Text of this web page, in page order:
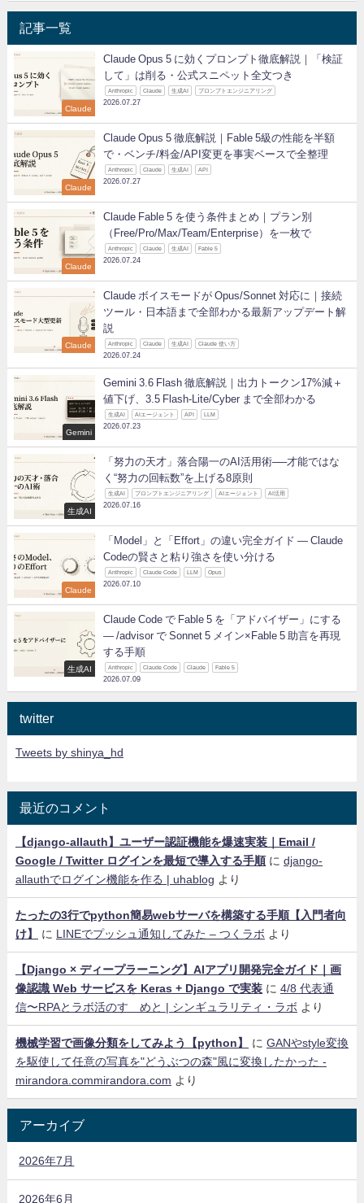
記事一覧
Claude
Claude Opus 5 に効くプロンプト徹底解説｜「検証
して」は削る・公式スニペット全文つき
Anthropic Claude 生成AI プロンプトエンジニアリング
2026.07.27
Claude
Claude Opus 5 徹底解説｜Fable 5級の性能を半額
で・ベンチ/料金/API変更を事実ベースで全整理
Anthropic Claude 生成AI API
2026.07.27
Claude
Claude Fable 5 を使う条件まとめ｜プラン別
（Free/Pro/Max/Team/Enterprise）を一枚で
Anthropic Claude 生成AI Fable 5
2026.07.24
Claude
Claude ボイスモードが Opus/Sonnet 対応に｜接続
ツール・日本語まで全部わかる最新アップデート解
説
Anthropic Claude 生成AI Claude 使い方
2026.07.24
Gemini
Gemini 3.6 Flash 徹底解説｜出力トークン17%減＋
値下げ、3.5 Flash-Lite/Cyber まで全部わかる
生成AI AIエージェント API LLM
2026.07.23
生成AI
「努力の天才」落合陽一のAI活用術──才能ではな
く“努力の回転数”を上げる8原則
生成AI プロンプトエンジニアリング AIエージェント AI活用
2026.07.16
Claude
「Model」と「Effort」の違い完全ガイド ― Claude
Codeの賢さと粘り強さを使い分ける
Anthropic Claude Code LLM Opus
2026.07.10
生成AI
Claude Code で Fable 5 を「アドバイザー」にする
— /advisor で Sonnet 5 メイン×Fable 5 助言を再現
する手順
Anthropic Claude Code Claude Fable 5
2026.07.09
twitter
Tweets by shinya_hd
最近のコメント
【django-allauth】ユーザー認証機能を爆速実装｜Email /
Google / Twitter ログインを最短で導入する手順 に django-
allauthでログイン機能を作る | uhablog より
たったの3行でpython簡易webサーバを構築する手順【入門者向
け】
に LINEでプッシュ通知してみた – つくラボ より
【Django × ディープラーニング】AIアプリ開発完全ガイド｜画
像認識 Web サービスを Keras + Django で実装 に 4/8 代表通
信〜RPAとラボ活のすゝめと | シンギュラリティ・ラボ より
機械学習で画像分類をしてみよう【python】 に GANやstyle変換
を駆使して任意の写真を"どうぶつの森"風に変換したかった -
mirandora.commirandora.com より
アーカイブ
2026年7月
2026年6月